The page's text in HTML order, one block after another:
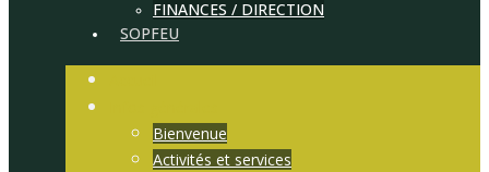
FINANCES / DIRECTION
SOPFEU
Bienvenue
Activités et services